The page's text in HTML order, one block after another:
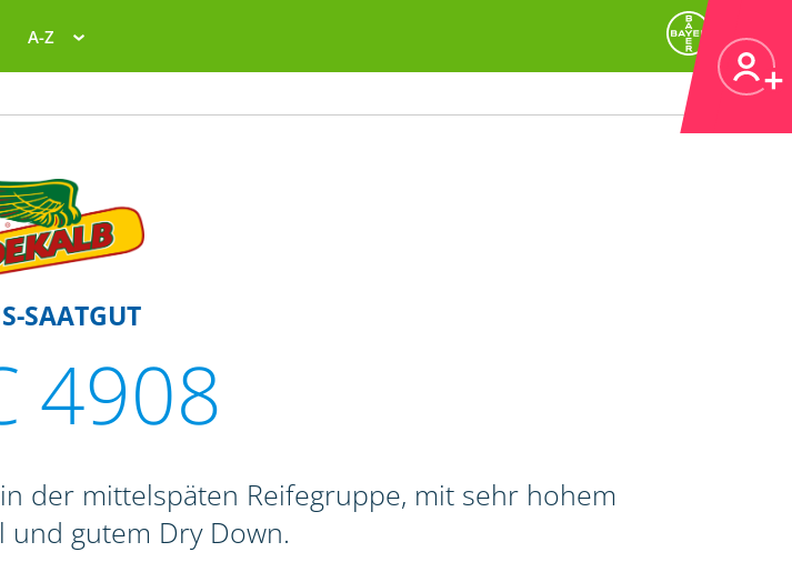
A-Z
SAATGUT
4908
der mittelspäten Reifegruppe, mit sehr hohem
und gutem Dry Down.